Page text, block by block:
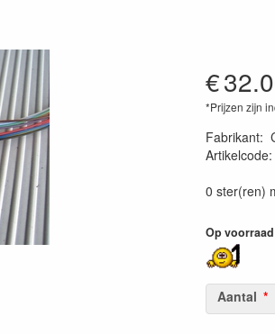
€
*Prijzen zijn
Fabrikant:
Artikelcode:
0 ster(ren)
Op voorraad
Aantal